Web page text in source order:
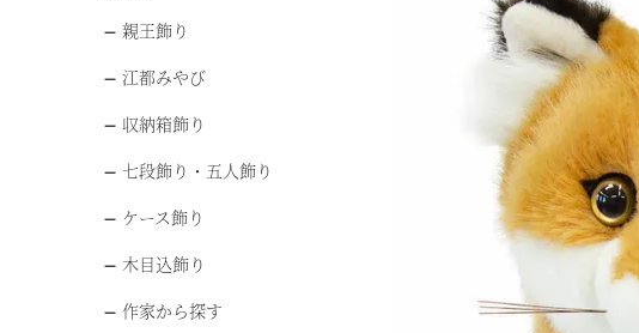
親王飾り
江都みやび
収納箱飾り
七段飾り・五人飾り
ケース飾り
木目込飾り
作家から探す